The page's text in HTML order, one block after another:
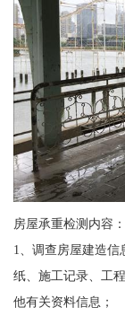
房屋承重检测内容：
1、调查房屋建造信
纸、施工记录、工
他有关资料信息；